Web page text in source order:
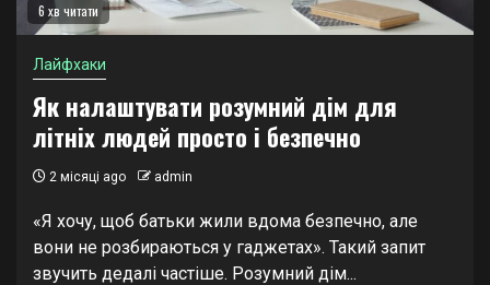
6 хв читати
Лайфхаки
Як налаштувати розумний дім для
літніх людей просто і безпечно
2 місяці ago admin
«Я хочу, щоб батьки жили вдома безпечно, але
вони не розбираються у гаджетах». Такий запит
звучить дедалі частіше. Розумний дім...